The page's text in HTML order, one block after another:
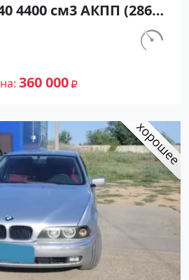
4400 см3 АКПП (286
в Абинск: цвет
года по цене
№25122
км.
360 000